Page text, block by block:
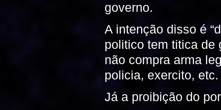
governo.
A intenção disso é
politico tem titica de
não compra arma
policia, exercito, etc.
Já a proibição do